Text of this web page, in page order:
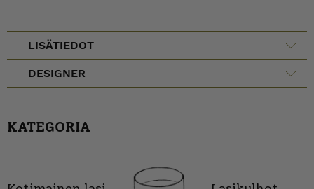
LISÄTIEDOT
DESIGNER
KATEGORIA